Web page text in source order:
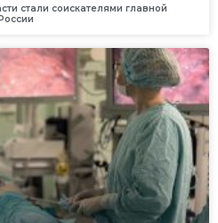
стали соискателями главной